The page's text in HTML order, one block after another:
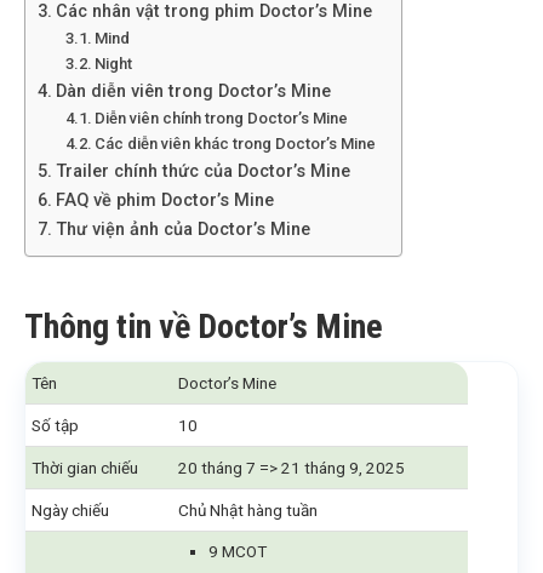
Các nhân vật trong phim Doctor’s Mine
Mind
Night
Dàn diễn viên trong Doctor’s Mine
Diễn viên chính trong Doctor’s Mine
Các diễn viên khác trong Doctor’s Mine
Trailer chính thức của Doctor’s Mine
FAQ về phim Doctor’s Mine
Thư viện ảnh của Doctor’s Mine
Thông tin về Doctor’s Mine
Tên Doctor’s Mine
Số tập 10
Thời gian chiếu 20 tháng 7 => 21 tháng 9, 2025
Ngày chiếu Chủ Nhật hàng tuần
9 MCOT